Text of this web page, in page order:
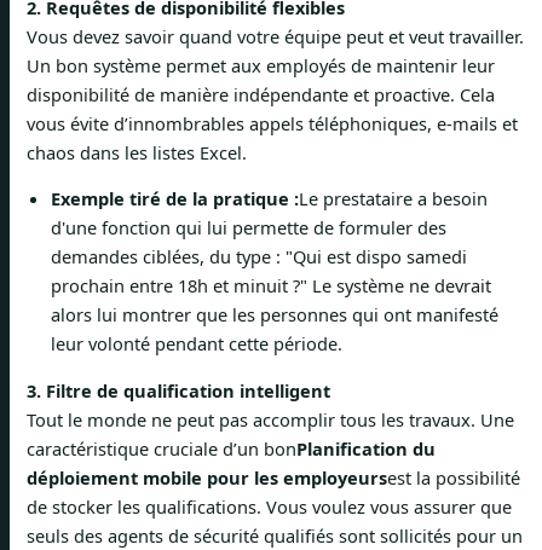
2. Requêtes de disponibilité flexibles
Vous devez savoir quand votre équipe peut et veut travailler.
Un bon système permet aux employés de maintenir leur
disponibilité de manière indépendante et proactive. Cela
vous évite d’innombrables appels téléphoniques, e-mails et
chaos dans les listes Excel.
Exemple tiré de la pratique :Le prestataire a besoin
d'une fonction qui lui permette de formuler des
demandes ciblées, du type : "Qui est dispo samedi
prochain entre 18h et minuit ?" Le système ne devrait
alors lui montrer que les personnes qui ont manifesté
leur volonté pendant cette période.
3. Filtre de qualification intelligent
Tout le monde ne peut pas accomplir tous les travaux. Une
caractéristique cruciale d’un bonPlanification du
déploiement mobile pour les employeursest la possibilité
de stocker les qualifications. Vous voulez vous assurer que
seuls des agents de sécurité qualifiés sont sollicités pour un